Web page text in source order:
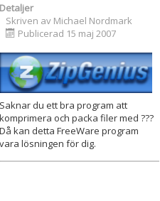
Detaljer
Skriven av Michael Nordmark
Publicerad 15 maj 2007
Saknar du ett bra program att
komprimera och packa filer med ???
Då kan detta FreeWare program
vara lösningen för dig.